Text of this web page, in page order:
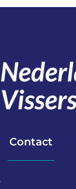
Contact